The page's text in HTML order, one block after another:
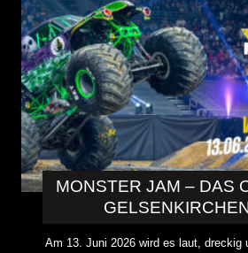
MONSTER JAM – DAS
Am 13. Juni 2026 wird es laut, dreckig